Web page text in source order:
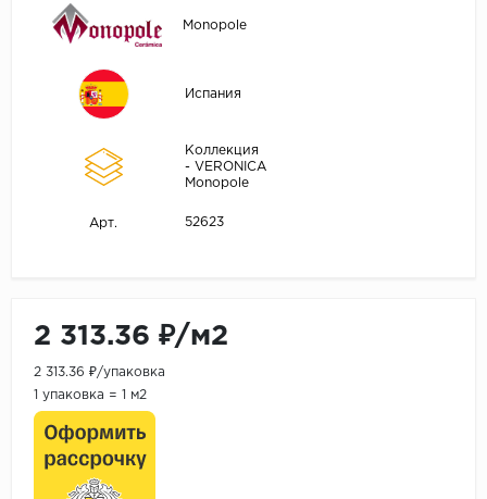
Monopole
Испания
Коллекция
- VERONICA
Monopole
Арт. 52623
2 313.36 ₽/м2
2 313.36 ₽/упаковка
1 упаковка = 1 м2